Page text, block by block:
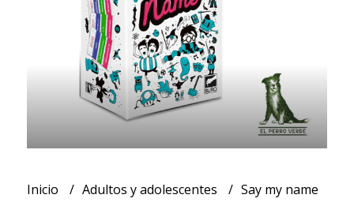
Inicio Adultos y adolescentes Say my name